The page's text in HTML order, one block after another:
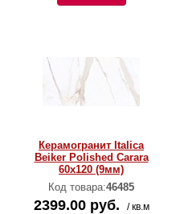
Керамогранит Italica
Beiker Polished Carara
60х120 (9мм)
Код товара:46485
2399.00 руб. / кв.м